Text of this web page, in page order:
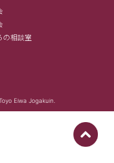
の相談室
Eiwa Jogakuin.